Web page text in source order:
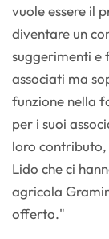
vuole essere il
diventare un
suggerimenti e
associati ma
funzione nella
per i suoi
loro contributo,
Lido che ci
agricola
offerto."